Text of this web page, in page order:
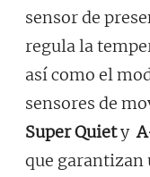
sensor de
regula la
así como el
sensores de
Super Quiety
que garantizan